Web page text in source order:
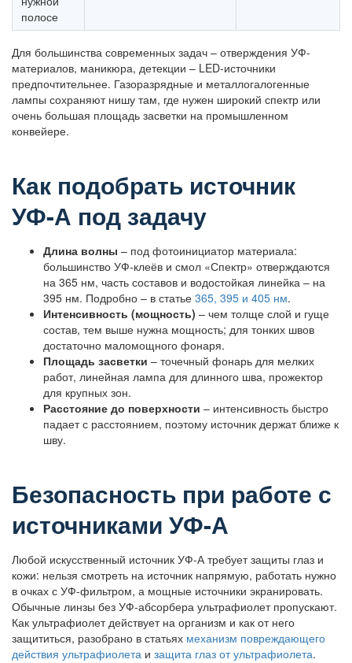
полосе
Для большинства современных задач – отверждения УФ-
материалов, маникюра, детекции – LED-источники
предпочтительнее. Газоразрядные и металлогалогенные
лампы сохраняют нишу там, где нужен широкий спектр или
очень большая площадь засветки на промышленном
конвейере.
Как подобрать источник
УФ-А под задачу
Длина волны – под фотоинициатор материала:
большинство УФ-клеёв и смол «Спектр» отверждаются
на 365 нм, часть составов и водостойкая линейка – на
395 нм. Подробно – в статье 365, 395 и 405 нм.
Интенсивность (мощность) – чем толще слой и гуще
состав, тем выше нужна мощность; для тонких швов
достаточно маломощного фонаря.
Площадь засветки – точечный фонарь для мелких
работ, линейная лампа для длинного шва, прожектор
для крупных зон.
Расстояние до поверхности – интенсивность быстро
падает с расстоянием, поэтому источник держат ближе к
шву.
Безопасность при работе с
источниками УФ-А
Любой искусственный источник УФ-А требует защиты глаз и
кожи: нельзя смотреть на источник напрямую, работать нужно
в очках с УФ-фильтром, а мощные источники экранировать.
Обычные линзы без УФ-абсорбера ультрафиолет пропускают.
Как ультрафиолет действует на организм и как от него
защититься, разобрано в статьях механизм повреждающего
действия ультрафиолета и защита глаз от ультрафиолета.